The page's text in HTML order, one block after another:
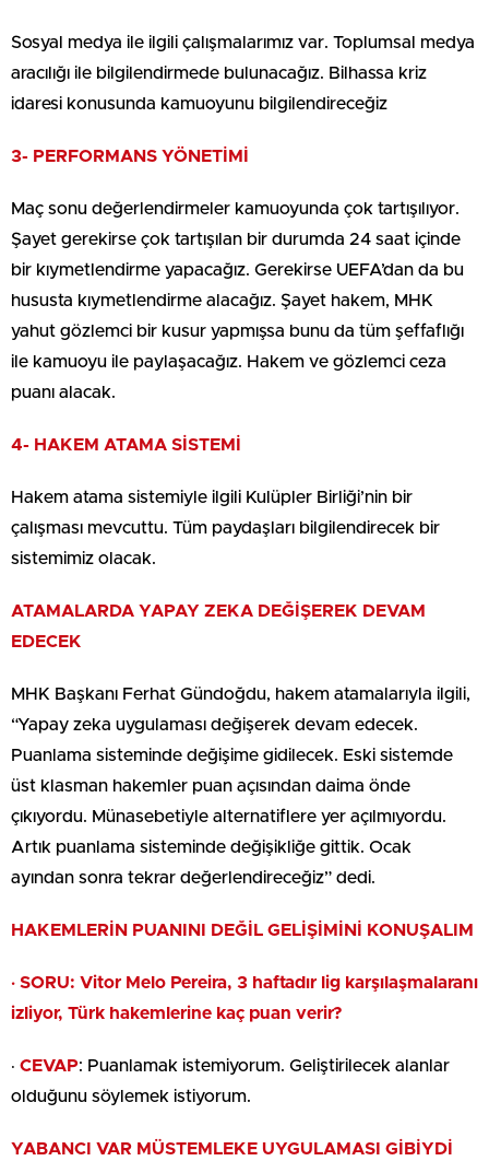
Sosyal medya ile ilgili çalışmalarımız var. Toplumsal medya
aracılığı ile bilgilendirmede bulunacağız. Bilhassa kriz
idaresi konusunda kamuoyunu bilgilendireceğiz
3- PERFORMANS YÖNETİMİ
Maç sonu değerlendirmeler kamuoyunda çok tartışılıyor.
Şayet gerekirse çok tartışılan bir durumda 24 saat içinde
bir kıymetlendirme yapacağız. Gerekirse UEFA’dan da bu
hususta kıymetlendirme alacağız. Şayet hakem, MHK
yahut gözlemci bir kusur yapmışsa bunu da tüm şeffaflığı
ile kamuoyu ile paylaşacağız. Hakem ve gözlemci ceza
puanı alacak.
4- HAKEM ATAMA SİSTEMİ
Hakem atama sistemiyle ilgili Kulüpler Birliği’nin bir
çalışması mevcuttu. Tüm paydaşları bilgilendirecek bir
sistemimiz olacak.
ATAMALARDA YAPAY ZEKA DEĞİŞEREK DEVAM
EDECEK
MHK Başkanı Ferhat Gündoğdu, hakem atamalarıyla ilgili,
“Yapay zeka uygulaması değişerek devam edecek.
Puanlama sisteminde değişime gidilecek. Eski sistemde
üst klasman hakemler puan açısından daima önde
çıkıyordu. Münasebetiyle alternatiflere yer açılmıyordu.
Artık puanlama sisteminde değişikliğe gittik. Ocak
ayından sonra tekrar değerlendireceğiz” dedi.
HAKEMLERİN PUANINI DEĞİL GELİŞİMİNİ KONUŞALIM
· SORU: Vitor Melo Pereira, 3 haftadır lig karşılaşmalaranı
izliyor, Türk hakemlerine kaç puan verir?
· CEVAP: Puanlamak istemiyorum. Geliştirilecek alanlar
olduğunu söylemek istiyorum.
YABANCI VAR MÜSTEMLEKE UYGULAMASI GİBİYDİ